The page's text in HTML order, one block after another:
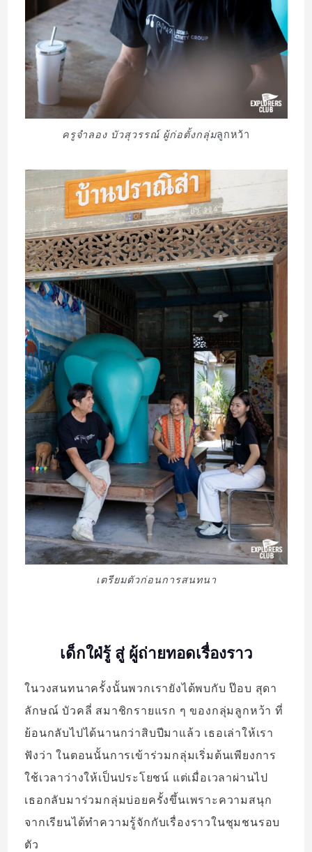
ครูจำลอง บัวสุวรรณ์ ผู้ก่อตั้งกลุ่มลูกหว้า
เตรียมตัวก่อนการสนทนา
เด็กใฝ่รู้ สู่ ผู้ถ่ายทอดเรื่องราว
ในวงสนทนาครั้งนั้นพวกเรายังได้พบกับ ป๊อบ สุดา
ลักษณ์ บัวคลี่ สมาชิกรายแรก ๆ ของกลุ่มลูกหว้า ที่
ย้อนกลับไปได้นานกว่าสิบปีมาแล้ว เธอเล่าให้เรา
ฟังว่า ในตอนนั้นการเข้าร่วมกลุ่มเริ่มต้นเพียงการ
ใช้เวลาว่างให้เป็นประโยชน์ แต่เมื่อเวลาผ่านไป
เธอกลับมาร่วมกลุ่มบ่อยครั้งขึ้นเพราะความสนุก
จากเรียนได้ทำความรู้จักกับเรื่องราวในชุมชนรอบ
ตัว